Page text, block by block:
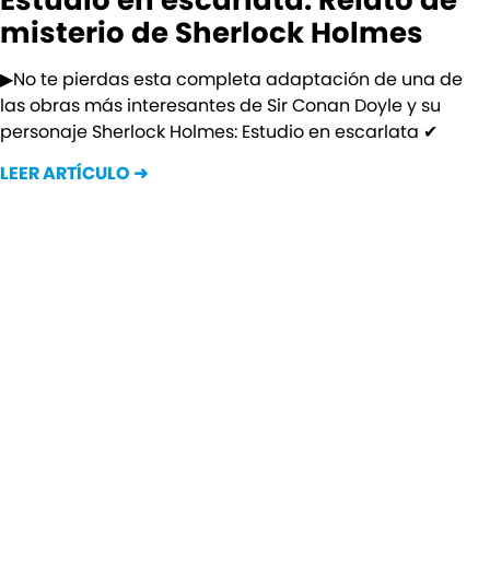
misterio de Sherlock Holmes
▶No te pierdas esta completa adaptación de una de
las obras más interesantes de Sir Conan Doyle y su
personaje Sherlock Holmes: Estudio en escarlata ✔
LEER ARTÍCULO ➜